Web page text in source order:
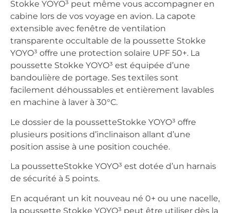
Stokke YOYO³ peut même vous accompagner en
cabine lors de vos voyage en avion. La capote
extensible avec fenêtre de ventilation
transparente occultable de la poussette Stokke
YOYO³ offre une protection solaire UPF 50+. La
poussette Stokke YOYO³ est équipée d’une
bandoulière de portage. Ses textiles sont
facilement déhoussables et entièrement lavables
en machine à laver à 30°C.
Le dossier de la poussetteStokke YOYO³ offre
plusieurs positions d’inclinaison allant d’une
position assise à une position couchée.
La poussetteStokke YOYO³ est dotée d’un harnais
de sécurité à 5 points.
En acquérant un kit nouveau né 0+ ou une nacelle,
la poussette Stokke YOYO³ peut être utiliser dès la